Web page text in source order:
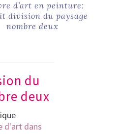
d’art en peinture:
division du paysage
nombre deux
du
deux
d'art dans